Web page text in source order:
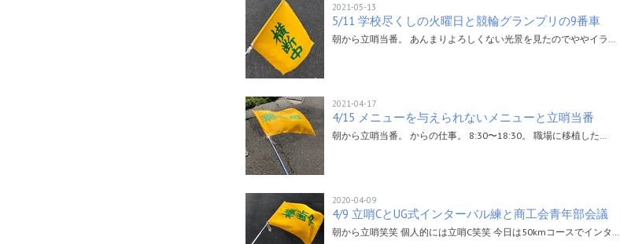
2021-05-13
5/11 学校尽くしの火曜日と競輪グランプリの9番車
朝から立哨当番。 あんまりよろしくない光景を見たのでややイラ…
2021-04-17
4/15 メニューを与えられないメニューと立哨当番
朝から立哨当番。 からの仕事。 8:30〜18:30。 職場に移植した…
2020-04-09
4/9 立哨CとUG式インターバル練と商工会青年部会議
朝から立哨笑笑 個人的には立哨C笑笑 今日は50kmコースでインタ…